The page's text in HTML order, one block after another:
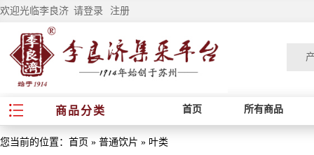
欢迎光临李良济 请登录 注册
商品分类 首页 所有商品
您当前的位置： 首页 » 普通饮片 » 叶类